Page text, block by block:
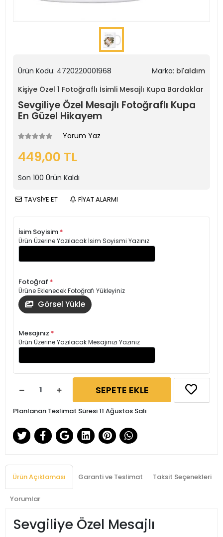
Ürün Kodu: 4720220001968 Marka: bi'aldım
Kişiye Özel 1 Fotoğraflı İsimli Mesajlı Kupa Bardaklar
Sevgiliye Özel Mesajlı Fotoğraflı Kupa
En Güzel Hikayem
Yorum Yaz
449,00 TL
Son 100 Ürün Kaldı
TAVSİYE ET FİYAT ALARMI
İsim Soyisim *
Ürün Üzerine Yazılacak İsim Soyismi Yazınız
Fotoğraf *
Ürüne Eklenecek Fotoğrafı Yükleyiniz
Görsel Yükle
Mesajınız *
Ürün Üzerine Yazılacak Mesajınızı Yazınız
SEPETE EKLE
Planlanan Teslimat Süresi 11 Ağustos Salı
Ürün Açıklaması Garanti ve Teslimat Taksit Seçenekleri
Yorumlar
Sevgiliye Özel Mesajlı